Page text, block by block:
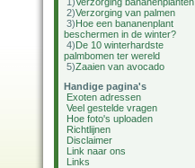
2)Verzorging van palmen
3)Hoe een bananenplant
beschermen in de winter?
4)De 10 winterhardste
palmbomen ter wereld
5)Zaaien van avocado
Handige pagina's
Exoten adressen
Veel gestelde vragen
Hoe foto's uploaden
Richtlijnen
Disclaimer
Link naar ons
Links